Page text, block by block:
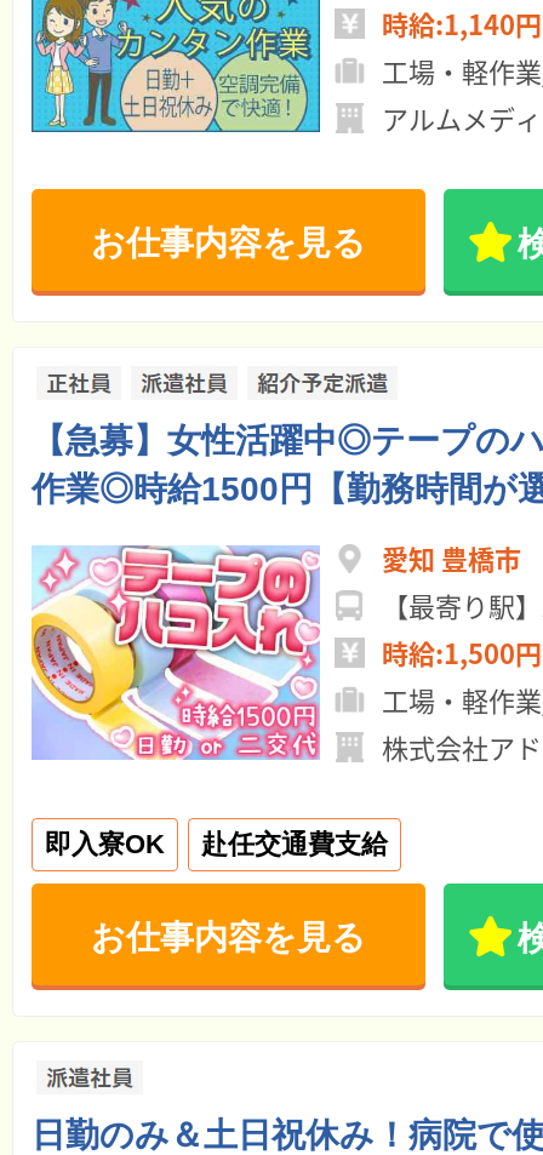
時給:1,140
工場・軽作
アルムメデ
お仕事内容を見る
【急募】女性活躍中◎テープの
作業◎時給1500円【勤務時間が
愛知 豊橋市
【最寄り駅
時給:1,500
工場・軽作
株式会社ア
即入寮OK 赴任交通費支給
お仕事内容を見る
日勤のみ＆土日祝休み！病院で